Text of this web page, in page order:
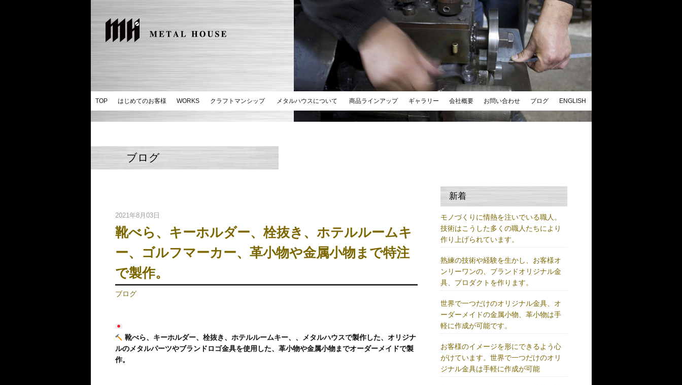
TOP はじめてのお客様 WORKS クラフトマンシップ メタルハウスについて 商品ラインアップ ギャラリー 会社概要 お問い合わせ ブログ ENGLISH
ブログ
2021年8月03日
靴べら、キーホルダー、栓抜き、ホテルルームキ
ー、ゴルフマーカー、革小物や金属小物まで特注
で製作。
ブログ
靴べら、キーホルダー、栓抜き、ホテルルームキー、、メタルハウスで製作した、オリジナ
ルのメタルパーツやブランドロゴ金具を使用した、革小物や金属小物までオーダーメイドで製
作。
新着
モノづくりに情熱を注いでいる職人。
技術はこうした多くの職人たちにより
作り上げられています。
熟練の技術や経験を生かし、お客様オ
ンリーワンの、ブランドオリジナル金
具、プロダクトを作ります。
世界で一つだけのオリジナル金具、オ
ーダーメイドの金属小物、革小物は手
軽に作成が可能です。
お客様のイメージを形にできるよう心
がけています。世界で一つだけのオリ
ジナル金具は手軽に作成が可能